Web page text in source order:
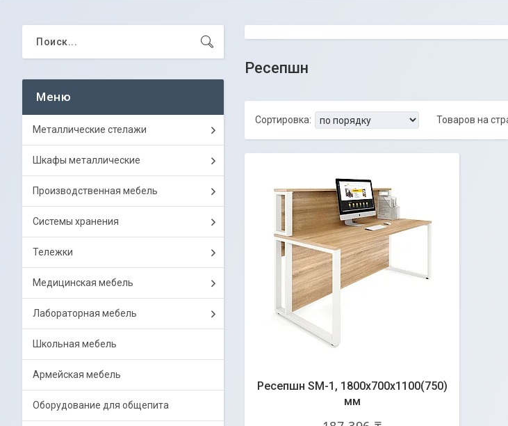
Ресепшн
Ресепшн SМ-1, 1800х700х1100(750)
мм
Металлические стелажи
Шкафы металлические
Производственная мебель
Системы хранения
Тележки
Медицинская мебель
Лабораторная мебель
Школьная мебель
Армейская мебель
Оборудование для общепита